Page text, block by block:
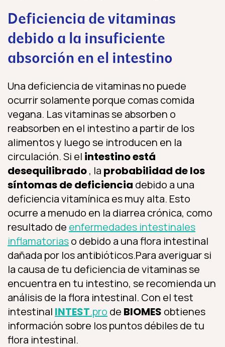
Deficiencia de vitaminas
debido a la insuficiente
absorción en el intestino
Una deficiencia de vitaminas no puede
ocurrir solamente porque comas comida
vegana. Las vitaminas se absorben o
reabsorben en el intestino a partir de los
alimentos y luego se introducen en la
circulación. Si el intestino está
desequilibrado, la probabilidad de los
síntomas de deficiencia debido a una
deficiencia vitamínica es muy alta. Esto
ocurre a menudo en la diarrea crónica, como
resultado de enfermedades intestinales
inflamatoriaso debido a una flora intestinal
dañada por los antibióticos.Para averiguar si
la causa de tu deficiencia de vitaminas se
encuentra en tu intestino, se recomienda un
análisis de la flora intestinal. Con el test
intestinal INTEST.pro de BIOMES obtienes
información sobre los puntos débiles de tu
flora intestinal.